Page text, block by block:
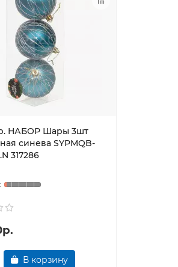
НАБОР Шары 3шт
синева SYPMQB-
317286
В корзину